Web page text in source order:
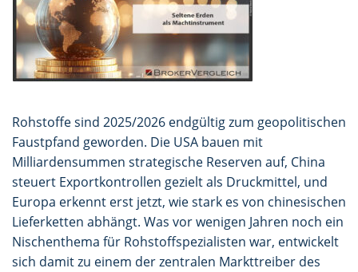
Rohstoffe sind 2025/2026 endgültig zum geopolitischen
Faustpfand geworden. Die USA bauen mit
Milliardensummen strategische Reserven auf, China
steuert Exportkontrollen gezielt als Druckmittel, und
Europa erkennt erst jetzt, wie stark es von chinesischen
Lieferketten abhängt. Was vor wenigen Jahren noch ein
Nischenthema für Rohstoffspezialisten war, entwickelt
sich damit zu einem der zentralen Markttreiber des